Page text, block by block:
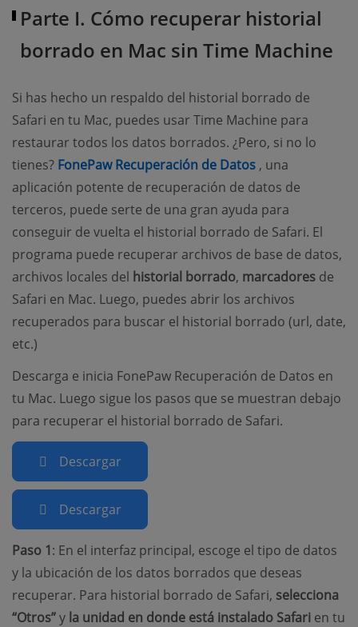
Parte I. Cómo recuperar historial
borrado en Mac sin Time Machine
Si has hecho un respaldo del historial borrado de
Safari en tu Mac, puedes usar Time Machine para
restaurar todos los datos borrados. ¿Pero, si no lo
tienes? FonePaw Recuperación de Datos (opens new
, una
aplicación potente de recuperación de datos de
terceros, puede serte de una gran ayuda para
conseguir de vuelta el historial borrado de Safari. El
programa puede recuperar archivos de base de datos,
archivos locales del historial borrado, marcadores de
Safari en Mac. Luego, puedes abrir los archivos
recuperados para buscar el historial borrado (url, date,
etc.)
Descarga e inicia FonePaw Recuperación de Datos en
tu Mac. Luego sigue los pasos que se muestran debajo
para recuperar el historial borrado de Safari.
Descargar
Descargar
Paso 1: En el interfaz principal, escoge el tipo de datos
y la ubicación de los datos borrados que deseas
recuperar. Para historial borrado de Safari, selecciona
“Otros”y la unidad en donde está instalado Safari en tu